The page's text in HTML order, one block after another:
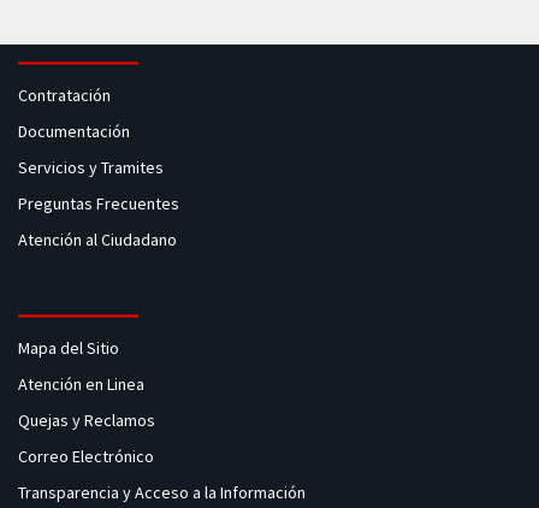
Contratación
Documentación
Servicios y Tramites
Preguntas Frecuentes
Atención al Ciudadano
Mapa del Sitio
Atención en Linea
Quejas y Reclamos
Correo Electrónico
Transparencia y Acceso a la Información